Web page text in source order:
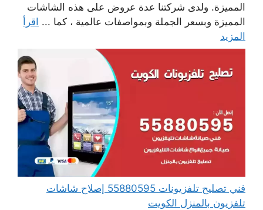
المميزة. ولدى شركتنا عدة عروض على هذه الشاشات
المميزة وبسعر الجملة وبمواصفات عالمية ، كما ... اقرأ
المزيد
فني تصليح تلفزيونات 55880595 إصلاح شاشات
تلفزيون بالمنزل الكويت